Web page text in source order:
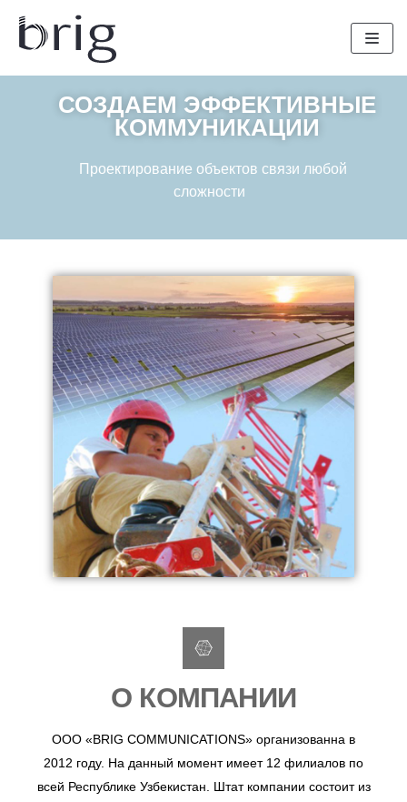
Перейти
к
содержимому
СОЗДАЕМ ЭФФЕКТИВНЫЕ
КОММУНИКАЦИИ
Проектирование объектов связи любой
сложности
О КОМПАНИИ
ООО «BRIG COMMUNICATIONS» организованна в
2012 году. На данный момент имеет 12 филиалов по
всей Республике Узбекистан. Штат компании состоит из